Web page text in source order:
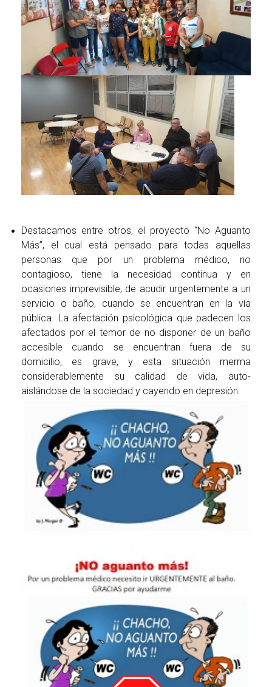
Destacamos entre otros, el proyecto “No Aguanto
Más”, el cual está pensado para todas aquellas
personas que por un problema médico, no
contagioso, tiene la necesidad continua y en
ocasiones imprevisible, de acudir urgentemente a un
servicio o baño, cuando se encuentran en la vía
pública. La afectación psicológica que padecen los
afectados por el temor de no disponer de un baño
accesible cuando se encuentran fuera de su
domicilio, es grave, y esta situación merma
considerablemente su calidad de vida, auto-
aislándose de la sociedad y cayendo en depresión.